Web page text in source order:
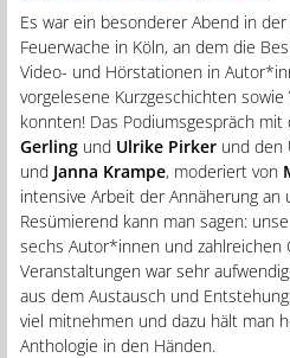
Es war ein besonderer Abend in
Feuerwache in Köln, an dem die
Video- und Hörstationen in
vorgelesene Kurzgeschichten
konnten! Das Podiumsgespräch
Gerling und Ulrike Pirker und den
und Janna Krampe, moderiert von
intensive Arbeit der Annäherung
Resümierend kann man sagen:
sechs Autor*innen und zahlreichen
Veranstaltungen war sehr
aus dem Austausch und
viel mitnehmen und dazu hält man
Anthologie in den Händen.